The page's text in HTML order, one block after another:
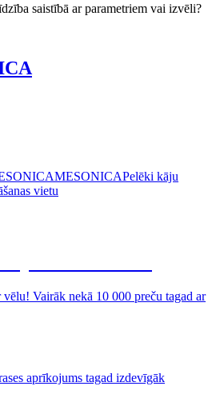
saistībā ar parametriem vai izvēli?
MESONICAPelēki kāju
vietu
Vairāk nekā 10 000 preču tagad ar
aprīkojums tagad izdevīgāk